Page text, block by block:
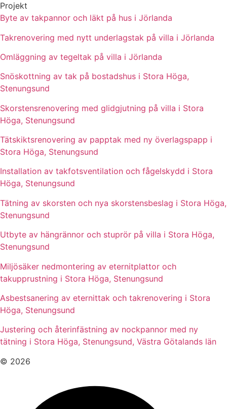
Projekt
Byte av takpannor och läkt på hus i Jörlanda
Takrenovering med nytt underlagstak på villa i Jörlanda
Omläggning av tegeltak på villa i Jörlanda
Snöskottning av tak på bostadshus i Stora Höga,
Stenungsund
Skorstensrenovering med glidgjutning på villa i Stora
Höga, Stenungsund
Tätskiktsrenovering av papptak med ny överlagspapp i
Stora Höga, Stenungsund
Installation av takfotsventilation och fågelskydd i Stora
Höga, Stenungsund
Tätning av skorsten och nya skorstensbeslag i Stora Höga,
Stenungsund
Utbyte av hängrännor och stuprör på villa i Stora Höga,
Stenungsund
Miljösäker nedmontering av eternitplattor och
takupprustning i Stora Höga, Stenungsund
Asbestsanering av eternittak och takrenovering i Stora
Höga, Stenungsund
Justering och återinfästning av nockpannor med ny
tätning i Stora Höga, Stenungsund, Västra Götalands län
© 2026